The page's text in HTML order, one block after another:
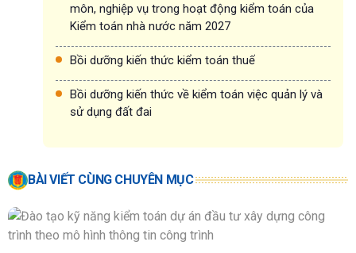
môn, nghiệp vụ trong hoạt động kiểm toán của
Kiểm toán nhà nước năm 2027
Bồi dưỡng kiến thức kiểm toán thuế
Bồi dưỡng kiến thức về kiểm toán việc quản lý và
sử dụng đất đai
BÀI VIẾT CÙNG CHUYÊN MỤC